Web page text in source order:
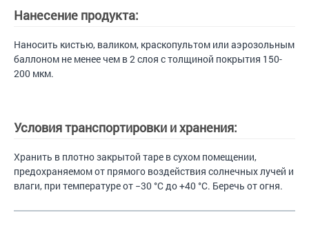
Нанесение продукта:
Наносить кистью, валиком, краскопультом или аэрозольным
баллоном не менее чем в 2 слоя с толщиной покрытия 150-
200 мкм.
Условия транспортировки и хранения:
Хранить в плотно закрытой таре в сухом помещении,
предохраняемом от прямого воздействия солнечных лучей и
влаги, при температуре от −30 °С до +40 °С. Беречь от огня.